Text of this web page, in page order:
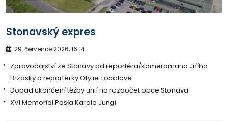
Stonavský expres
29. července 2026, 16:14
Zpravodajství ze Stonavy od reportéra/kameramana Jiřího
Brzósky a reportérky Otýlie Tobolové
Dopad ukončení těžby uhlí na rozpočet obce Stonava
XVI Memoriał Posła Karola Jungi